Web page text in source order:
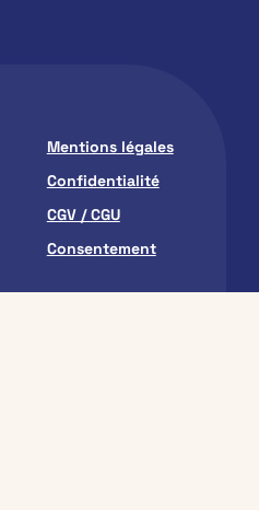
Mentions légales
Confidentialité
CGV / CGU
Consentement